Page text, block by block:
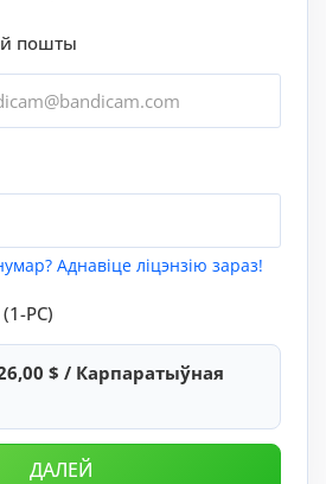
пошты
Аднавіце ліцэнзію зараз!
PC)
$ / Карпаратыўная